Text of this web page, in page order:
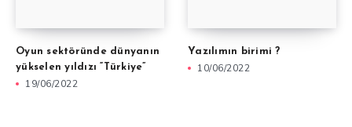
Oyun sektöründe dünyanın
yükselen yıldızı “Türkiye”
19/06/2022
Yazılımın birimi ?
10/06/2022